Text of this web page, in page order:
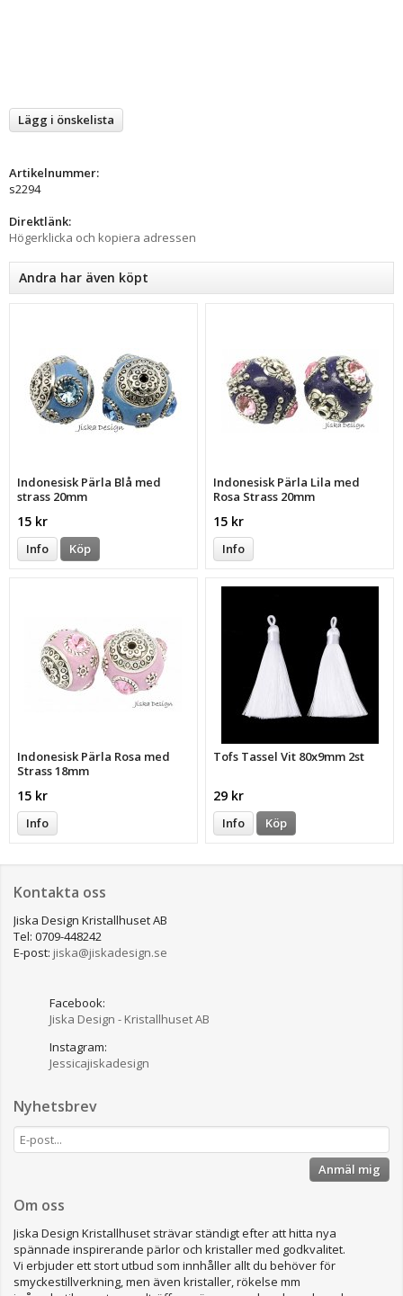
Lägg i önskelista
Artikelnummer:
s2294
Direktlänk:
Högerklicka och kopiera adressen
Andra har även köpt
Indonesisk Pärla Blå med
strass 20mm
15 kr
Info Köp
Indonesisk Pärla Lila med
Rosa Strass 20mm
15 kr
Info
Indonesisk Pärla Rosa med
Strass 18mm
15 kr
Info
Tofs Tassel Vit 80x9mm 2st
29 kr
Info Köp
Kontakta oss
Jiska Design Kristallhuset AB
Tel: 0709-448242
E-post: jiska@jiskadesign.se
Facebook:
Jiska Design - Kristallhuset AB
Instagram:
Jessicajiskadesign
Nyhetsbrev
Anmäl mig
Om oss
Jiska Design Kristallhuset strävar ständigt efter att hitta nya
spännade inspirerande pärlor och kristaller med godkvalitet.
Vi erbjuder ett stort utbud som innhåller allt du behöver för
smyckestillverkning, men även kristaller, rökelse mm